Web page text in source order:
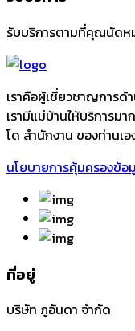
รับบริการตามที่คุณนัดห
เราคือผู้เชี่ยวชาญการด้
เรามีแม่บ้านให้บริการม
โด สำนักงาน ของท่านเอ
นโยบายการคุ้มครองข้อ
ที่อยู่
บริษัท ภูอันดา จำกัด